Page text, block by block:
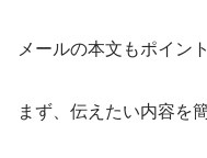
メールの本文もポイン
まず、伝えたい内容を